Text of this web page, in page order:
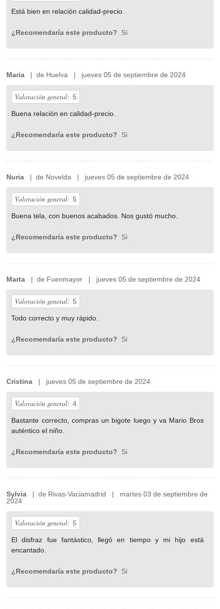
Está bien en relación calidad-precio.
¿Recomendaría este producto? Sí
Maria | de Huelva | jueves 05 de septiembre de 2024
Valoración general: 5
Buena relación en calidad-precio.
¿Recomendaría este producto? Sí
Nuria | de Novelda | jueves 05 de septiembre de 2024
Valoración general: 5
Buena tela, con buenos acabados. Nos gustó mucho.
¿Recomendaría este producto? Sí
Marta | de Fuenmayor | jueves 05 de septiembre de 2024
Valoración general: 5
Todo correcto y muy rápido.
¿Recomendaría este producto? Sí
Cristina | jueves 05 de septiembre de 2024
Valoración general: 4
Bastante correcto, compras un bigote luego y va Mario Bros
auténtico el niño.
¿Recomendaría este producto? Sí
Sylvia | de Rivas-Vaciamadrid | martes 03 de septiembre de
2024
Valoración general: 5
El disfraz fue fantástico, llegó en tiempo y mi hijo está
encantado.
¿Recomendaría este producto? Sí